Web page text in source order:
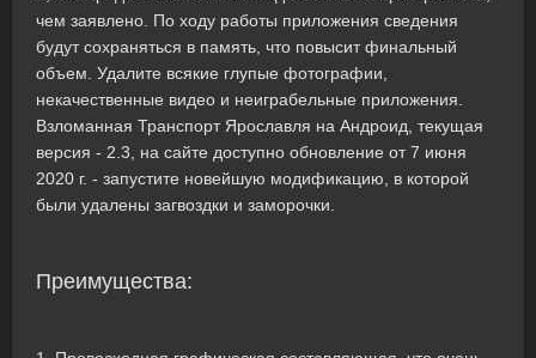
чем заявлено. По ходу работы приложения сведения
будут сохраняться в память, что повысит финальный
объем. Удалите всякие глупые фотографии,
некачественные видео и неиграбельные приложения.
Взломанная Транспорт Ярославля на Андроид, текущая
версия - 2.3, на сайте доступно обновление от 7 июня
2020 г. - запустите новейшую модификацию, в которой
были удалены загвоздки и заморочки.
Преимущества: